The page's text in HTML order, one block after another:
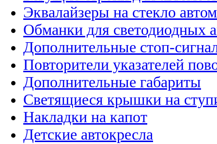
Эквалайзеры на стекло
Обманки для светодиодных
Дополнительные стоп-
Повторители указателей
Дополнительные габариты
Светящиеся крышки на
Накладки на капот
Детские автокресла